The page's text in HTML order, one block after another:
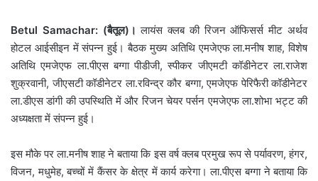
Betul Samachar: (बैतूल)। लायंस क्लब की रिजन ऑफिसर्स मीट अर्थव
होटल आईसीइन में संपन्न हुई। बैठक मुख्य अतिथि एमजेएफ ला.मनीष शाह, विशेष
अतिथि एमजेएफ ला.पीएस बग्गा पीडीजी, स्पीकर जीएमटी कॉडीनेटर ला.राजेश
शुक्रवानी, जीएसटी कॉडीनेटर ला.रविन्द्र कौर बग्गा, एमजेएफ पेरिफैरी कॉडीनेटर
ला.डीएस डांगी की उपस्थिति में और रिजन चेयर पर्सन एमजेएफ ला.शोभा भट्ट की
अध्यक्षता में संपन्न हुई।
इस मौके पर ला.मनीष शाह ने बताया कि इस वर्ष क्लब प्रमुख रूप से पर्यावरण, हंगर,
विजन, मधुमेह, बच्चों में कैंसर के क्षेत्र में कार्य करेगा। ला.पीएस बग्गा ने बताया कि